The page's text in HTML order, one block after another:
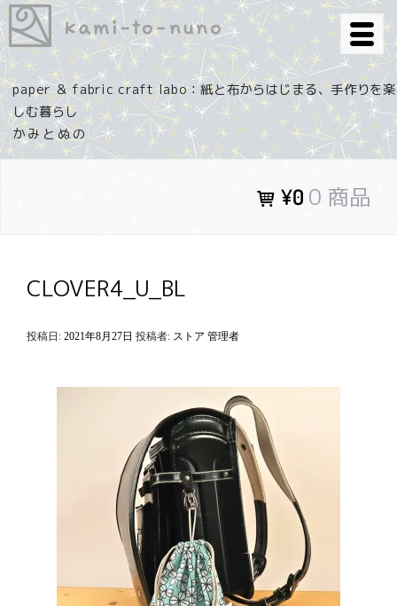
コ
ン
テ
ン
ツ
へ
ス
paper ＆ fabric craft labo：紙と布からはじまる、手作りを楽
しむ暮らし
¥0 0 商品
CLOVER4_U_BL
投稿日: 2021年8月27日 投稿者: ストア 管理者